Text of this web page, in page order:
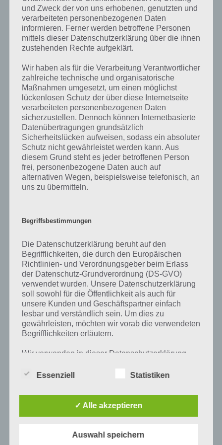
Weitere Aufgaben und Rätsel im gleichen
Level
Ebenfalls im gleichen Level wie “Das machen Politiker während ihrer
Kandidatur” befinden sich “Das wird in Familien von Generation zu
einfach auf den Sachverhalt, um zur 94% Lösung zu gelangen.
Wenn die Lösung nicht mehr aktuell sein sollte oder ein Wort in der
Lösung von 94 Prozent fehlt, so teile uns die korrekten Lösungen
einfach in den Kommentaren mit. Nur so können wir stets die
aktuellen Antworten auf die zahlreichen Fragen in der App geben.
Darum geht es bei 94%
Was ist 94%? In der App 94% musst du auf Basis eines Bildes oder
einer Aussage die Antworten herausfinden, die von anderen Spielern
am häufigsten genannt worden sind. Nur so kannst du das nächste
Prozent ein Wort und Rätsel-Spiel. Bereits über 10 Millionen mal
erfolgreichsten Spiele Apps in diesem Genre im Google Play Store
und iTunes App Store.
Auf WhatsApp teilen Teilen auf Facebook
Tweet auf Twitter
Mehr Artikel hier auf Touchportal
und Zweck der von uns erhobenen, genutzten und
verarbeiteten personenbezogenen Daten
informieren. Ferner werden betroffene Personen
mittels dieser Datenschutzerklärung über die ihnen
zustehenden Rechte aufgeklärt.
Wir haben als für die Verarbeitung Verantwortlicher
zahlreiche technische und organisatorische
Maßnahmen umgesetzt, um einen möglichst
lückenlosen Schutz der über diese Internetseite
verarbeiteten personenbezogenen Daten
sicherzustellen. Dennoch können Internetbasierte
Datenübertragungen grundsätzlich
Sicherheitslücken aufweisen, sodass ein absoluter
Schutz nicht gewährleistet werden kann. Aus
diesem Grund steht es jeder betroffenen Person
frei, personenbezogene Daten auch auf
alternativen Wegen, beispielsweise telefonisch, an
uns zu übermitteln.
Begriffsbestimmungen
Die Datenschutzerklärung beruht auf den
Begrifflichkeiten, die durch den Europäischen
Richtlinien- und Verordnungsgeber beim Erlass
der Datenschutz-Grundverordnung (DS-GVO)
verwendet wurden. Unsere Datenschutzerklärung
soll sowohl für die Öffentlichkeit als auch für
unsere Kunden und Geschäftspartner einfach
lesbar und verständlich sein. Um dies zu
gewährleisten, möchten wir vorab die verwendeten
Begrifflichkeiten erläutern.
Wir verwenden in dieser Datenschutzerklärung
Informationen, die sich auf eine identifizierte
oder identifizierbare natürliche Person (im
Essenziell Statistiken
✓ Alle akzeptieren
Auswahl speichern